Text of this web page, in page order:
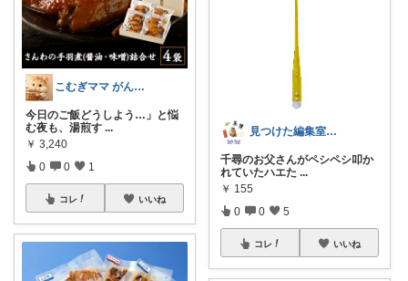
こむぎママ がんばりすぎるママを救う
今日のご飯どうしよう…」と悩
む夜も、湯煎す ...
￥ 3,240
0 0 1
コレ いいね
見つけた編集室｜DESIGN
千尋のお父さんがペシペシ叩か
れていたハエた ...
￥ 155
0 0 5
コレ いいね